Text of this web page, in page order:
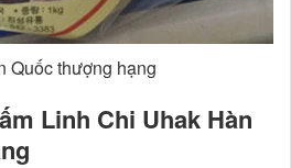
Quốc thượng hạng
Linh Chi Uhak Hàn